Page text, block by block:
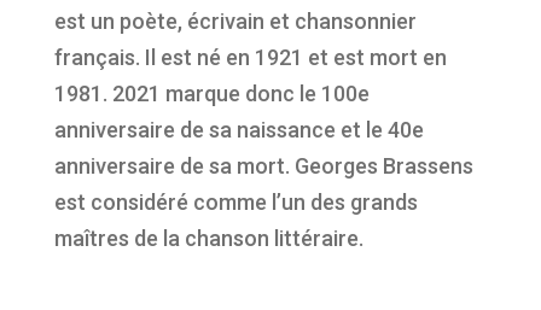
est un poète, écrivain et chansonnier
français. Il est né en 1921 et est mort en
1981. 2021 marque donc le 100e
anniversaire de sa naissance et le 40e
anniversaire de sa mort. Georges Brassens
est considéré comme l’un des grands
maîtres de la chanson littéraire.